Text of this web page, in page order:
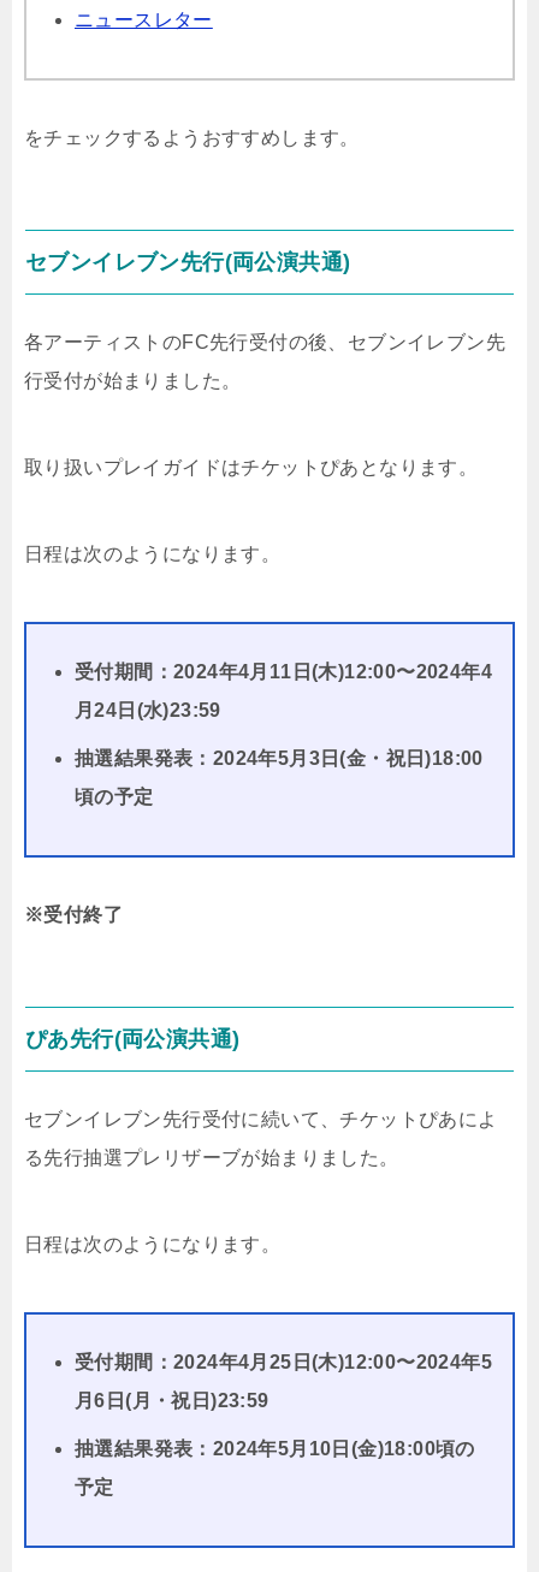
ニュースレター
をチェックするようおすすめします。
セブンイレブン先行(両公演共通)
各アーティストのFC先行受付の後、セブンイレブン先
行受付が始まりました。
取り扱いプレイガイドはチケットぴあとなります。
日程は次のようになります。
受付期間：2024年4月11日(木)12:00〜2024年4
月24日(水)23:59
抽選結果発表：2024年5月3日(金・祝日)18:00
頃の予定
※受付終了
ぴあ先行(両公演共通)
セブンイレブン先行受付に続いて、チケットぴあによ
る先行抽選プレリザーブが始まりました。
日程は次のようになります。
受付期間：2024年4月25日(木)12:00〜2024年5
月6日(月・祝日)23:59
抽選結果発表：2024年5月10日(金)18:00頃の
予定